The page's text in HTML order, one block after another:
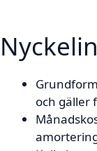
och gäller